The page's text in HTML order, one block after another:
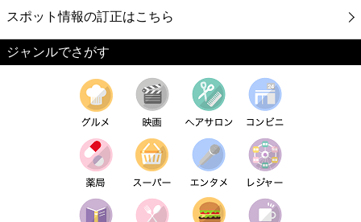
スポット情報の訂正はこちら
ジャンルでさがす